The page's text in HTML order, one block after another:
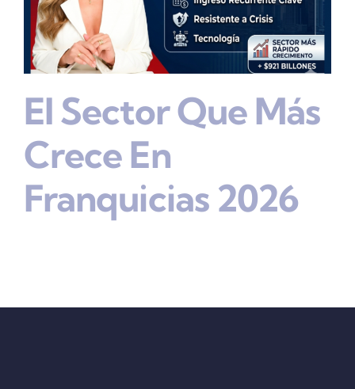
El Sector Que Más
Crece En
Franquicias 2026